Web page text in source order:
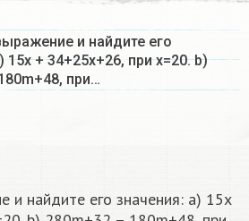
и найдите его
15x + 34+25x+26, при x=20. b)
при…
и найдите его значения: a) 15x